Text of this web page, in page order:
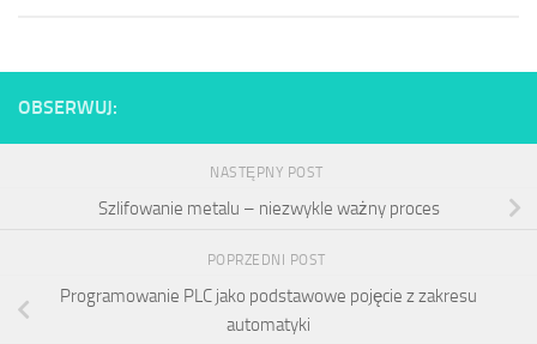
OBSERWUJ:
NASTĘPNY POST
Szlifowanie metalu – niezwykle ważny proces
POPRZEDNI POST
Programowanie PLC jako podstawowe pojęcie z zakresu
automatyki